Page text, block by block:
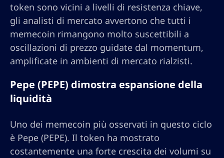
token sono vicini a livelli di resistenza chiave,
gli analisti di mercato avvertono che tutti i
memecoin rimangono molto suscettibili a
oscillazioni di prezzo guidate dal momentum,
amplificate in ambienti di mercato rialzisti.
Pepe (PEPE) dimostra espansione della
liquidità
Uno dei memecoin più osservati in questo ciclo
è Pepe (PEPE). Il token ha mostrato
costantemente una forte crescita dei volumi su